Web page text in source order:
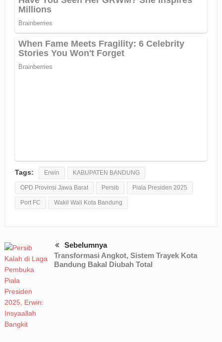
Tags: Erwin KABUPATEN BANDUNG
OPD Provinsi Jawa Barat Persib Piala Presiden 2025
Port FC Wakil Wali Kota Bandung
Sebelumnya
Transformasi Angkot, Sistem Trayek Kota
Bandung Bakal Diubah Total